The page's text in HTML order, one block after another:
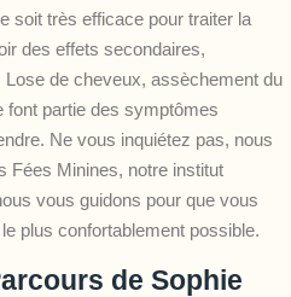
soit très efficace pour traiter la
des effets secondaires,
Lose de cheveux, assèchement du
font partie des symptômes
Ne vous inquiétez pas, nous
Fées Minines, notre institut
vous guidons pour que vous
plus confortablement possible.
de Sophie